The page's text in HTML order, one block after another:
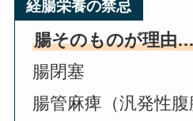
経腸栄養の禁忌
腸そのものが理由
腸閉塞
腸管麻痺（汎発性